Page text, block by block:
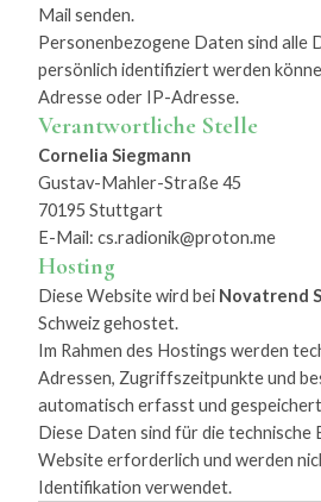
Mail senden.
Personenbezogene Daten sind alle
persönlich identifiziert werden
Adresse oder IP-Adresse.
Verantwortliche Stelle
Cornelia Siegmann
Gustav-Mahler-Straße 45
70195 Stuttgart
E-Mail:cs.radionik@proton.me
Hosting
Diese Website wird bei Novatrend
Schweiz gehostet.
Im Rahmen des Hostings werden
Adressen, Zugriffszeitpunkte und
automatisch erfasst und
Diese Daten sind für die technische
Website erforderlich und werden
Identifikation verwendet.